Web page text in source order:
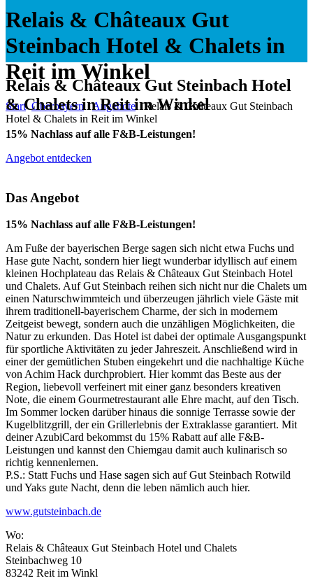
Relais & Châteaux Gut
Steinbach Hotel & Chalets in
Reit im Winkel
Start Oberbayern Angebote
Relais & Châteaux Gut Steinbach
Hotel & Chalets in Reit im Winkel
Relais & Châteaux Gut Steinbach Hotel
& Chalets in Reit im Winkel
15% Nachlass auf alle F&B-Leistungen!
Angebot entdecken
Das Angebot
15% Nachlass auf alle F&B-Leistungen!
Am Fuße der bayerischen Berge sagen sich nicht etwa Fuchs und
Hase gute Nacht, sondern hier liegt wunderbar idyllisch auf einem
kleinen Hochplateau das Relais & Châteaux Gut Steinbach Hotel
und Chalets. Auf Gut Steinbach reihen sich nicht nur die Chalets um
einen Naturschwimmteich und überzeugen jährlich viele Gäste mit
ihrem traditionell-bayerischem Charme, der sich in modernem
Zeitgeist bewegt, sondern auch die unzähligen Möglichkeiten, die
Natur zu erkunden. Das Hotel ist dabei der optimale Ausgangspunkt
für sportliche Aktivitäten zu jeder Jahreszeit. Anschließend wird in
einer der gemütlichen Stuben eingekehrt und die nachhaltige Küche
von Achim Hack durchprobiert. Hier kommt das Beste aus der
Region, liebevoll verfeinert mit einer ganz besonders kreativen
Note, die einem Gourmetrestaurant alle Ehre macht, auf den Tisch.
Im Sommer locken darüber hinaus die sonnige Terrasse sowie der
Kugelblitzgrill, der ein Grillerlebnis der Extraklasse garantiert. Mit
deiner AzubiCard bekommst du 15% Rabatt auf alle F&B-
Leistungen und kannst den Chiemgau damit auch kulinarisch so
richtig kennenlernen.
P.S.: Statt Fuchs und Hase sagen sich auf Gut Steinbach Rotwild
und Yaks gute Nacht, denn die leben nämlich auch hier.
www.gutsteinbach.de
Wo:
Relais & Châteaux Gut Steinbach Hotel und Chalets
Steinbachweg 10
83242 Reit im Winkl